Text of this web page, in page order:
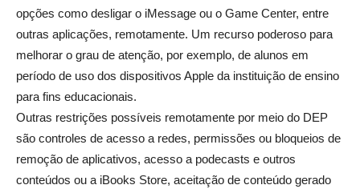
opções como desligar o iMessage ou o Game Center, entre
outras aplicações, remotamente. Um recurso poderoso para
melhorar o grau de atenção, por exemplo, de alunos em
período de uso dos dispositivos Apple da instituição de ensino
para fins educacionais.
Outras restrições possíveis remotamente por meio do DEP
são controles de acesso a redes, permissões ou bloqueios de
remoção de aplicativos, acesso a podecasts e outros
conteúdos ou a iBooks Store, aceitação de conteúdo gerado